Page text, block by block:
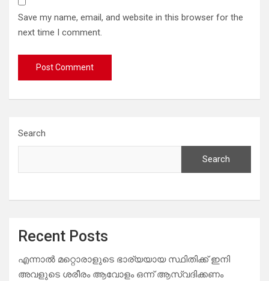
Save my name, email, and website in this browser for the
next time I comment.
Search
Search
Recent Posts
എന്നാൽ മറ്റൊരാളുടെ ഭാര്യയായ സ്ഥിതിക്ക് ഇനി
അവളുടെ ശരീരം ആവോളം ഒന്ന് ആസ്വദിക്കണം